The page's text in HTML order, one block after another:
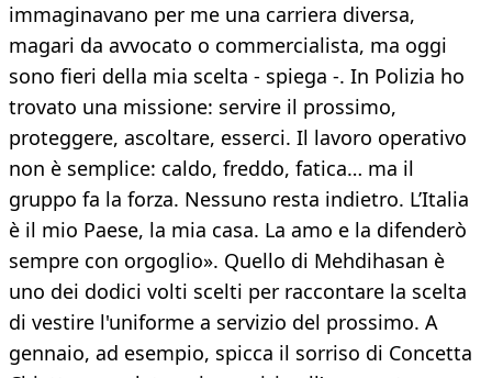
immaginavano per me una carriera diversa,
magari da avvocato o commercialista, ma oggi
sono fieri della mia scelta - spiega -. In Polizia ho
trovato una missione: servire il prossimo,
proteggere, ascoltare, esserci. Il lavoro operativo
non è semplice: caldo, freddo, fatica… ma il
gruppo fa la forza. Nessuno resta indietro. L’Italia
è il mio Paese, la mia casa. La amo e la difenderò
sempre con orgoglio». Quello di Mehdihasan è
uno dei dodici volti scelti per raccontare la scelta
di vestire l'uniforme a servizio del prossimo. A
gennaio, ad esempio, spicca il sorriso di Concetta